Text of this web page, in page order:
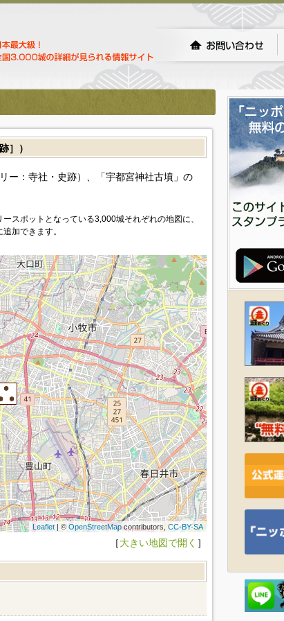
］）
ー：寺社・史跡）、「宇都宮神社古墳」の
スポットとなっている3,000城それぞれの地図に、
加できます。
Leaflet| © OpenStreetMapcontributors,CC-BY-SA
［大きい地図で開く ］